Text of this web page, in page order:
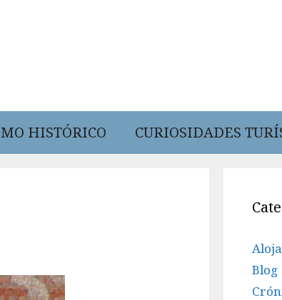
HISTÓRICO CURIOSIDADES
Blog